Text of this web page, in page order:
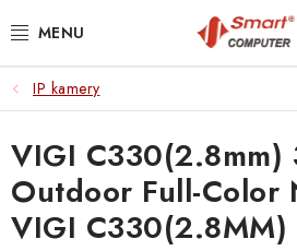
na
NOTEBOOKY
MOBILNÉ ZARIADENIA
PC A KOMPONENTY
IP kamery
VIGI C330(2.8mm)
Outdoor Full-Color
VIGI C330(2.8MM)